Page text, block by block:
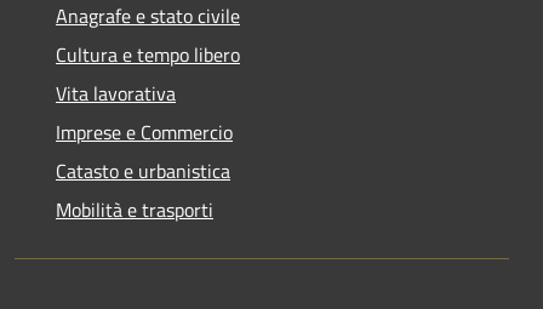
Anagrafe e stato civile
Cultura e tempo libero
Vita lavorativa
Imprese e Commercio
Catasto e urbanistica
Mobilità e trasporti